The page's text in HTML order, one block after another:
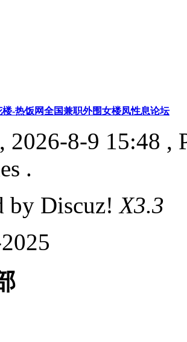
楼-热饭网全国兼职外围女楼凤性息论坛
2026-8-9 15:48 ,
.
by Discuz!X3.3